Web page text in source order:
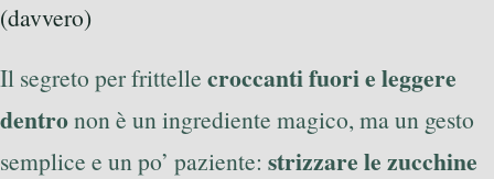
(davvero)
Il segreto per frittelle croccanti fuori e leggere
dentronon è un ingrediente magico, ma un gesto
semplice e un po’ paziente: strizzare le zucchine